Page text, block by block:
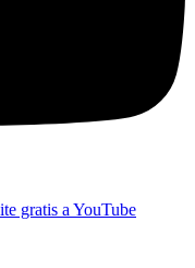
gratis a YouTube